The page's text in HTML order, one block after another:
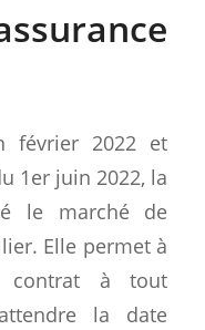
février 2022 et
1er juin 2022, la
le marché de
Elle permet à
contrat à tout
la date